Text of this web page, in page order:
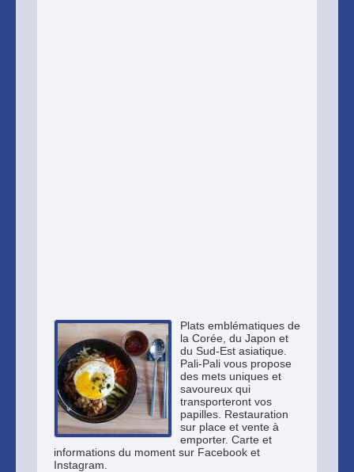
Plats emblématiques de
la Corée, du Japon et
du Sud-Est asiatique.
Pali-Pali vous propose
des mets uniques et
savoureux qui
transporteront vos
papilles. Restauration
sur place et vente à
emporter. Carte et
informations du moment sur Facebook et
Instagram.